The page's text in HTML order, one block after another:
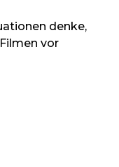
denke,
vor